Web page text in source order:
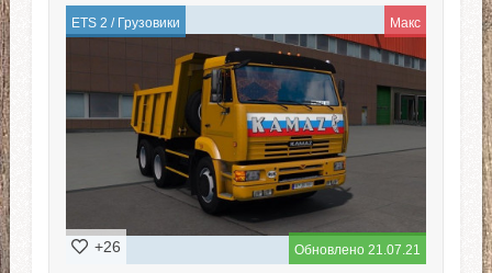
ETS 2 / Грузовики Макс
Обновлено 21.07.21
+26